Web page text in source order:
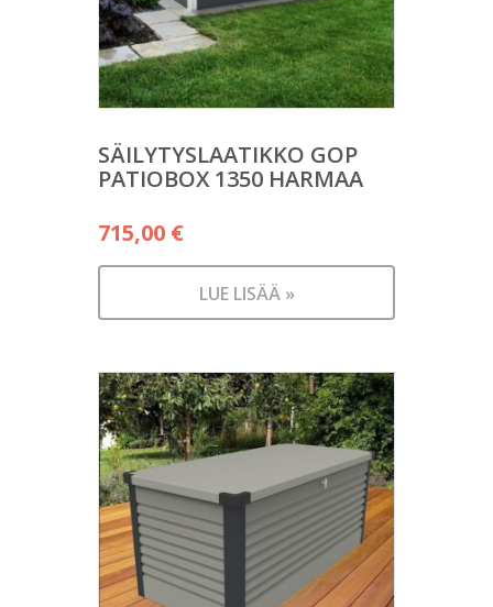
SÄILYTYSLAATIKKO GOP
PATIOBOX 1350 HARMAA
715,00 €
LUE LISÄÄ »